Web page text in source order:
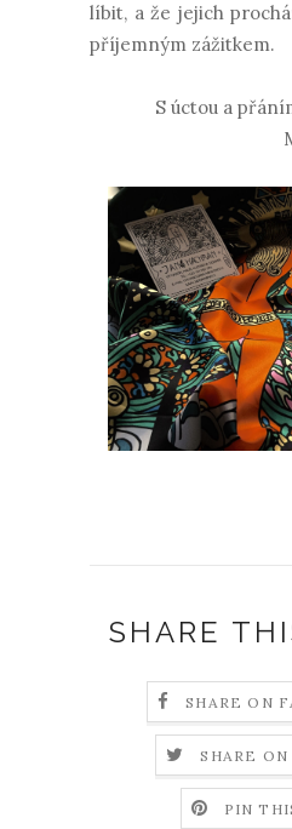
líbit, a že jejich
příjemným zážitkem.
S úctou a
SHARE
SHARE ON
SHARE
PIN